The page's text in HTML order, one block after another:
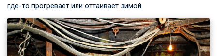
где-то прогревает или оттаивает зимой